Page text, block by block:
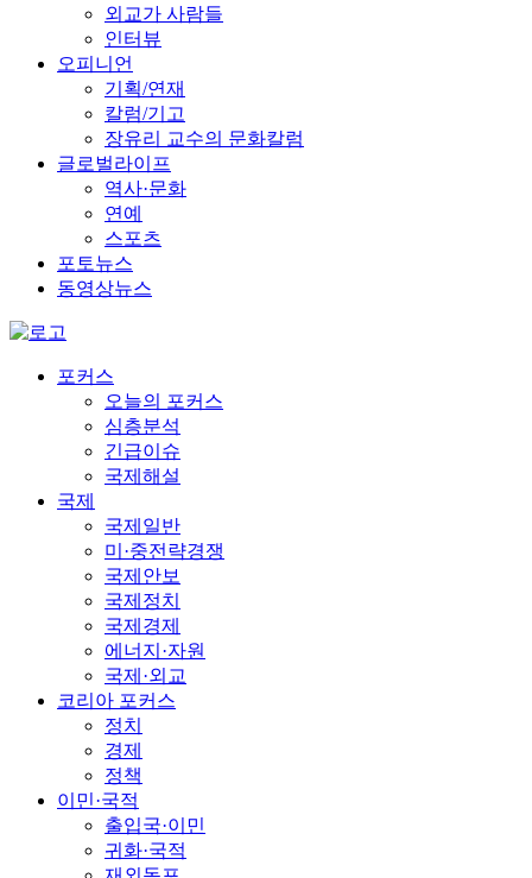
외교가 사람들
인터뷰
오피니언
기획/연재
칼럼/기고
장유리 교수의 문화칼럼
글로벌라이프
역사·문화
연예
스포츠
포토뉴스
동영상뉴스
포커스
오늘의 포커스
심층분석
긴급이슈
국제해설
국제
국제일반
미·중전략경쟁
국제안보
국제정치
국제경제
에너지·자원
국제·외교
코리아 포커스
정치
경제
정책
이민·국적
출입국·이민
귀화·국적